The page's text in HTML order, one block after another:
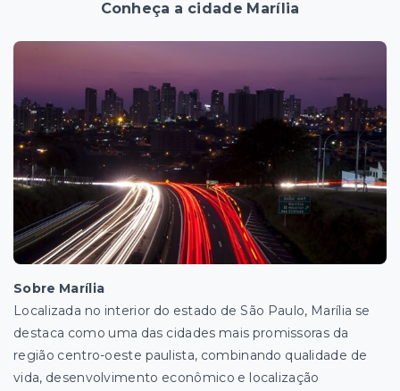
Conheça a cidade Marília
Sobre Marília
Localizada no interior do estado de São Paulo, Marília se
destaca como uma das cidades mais promissoras da
região centro-oeste paulista, combinando qualidade de
vida, desenvolvimento econômico e localização